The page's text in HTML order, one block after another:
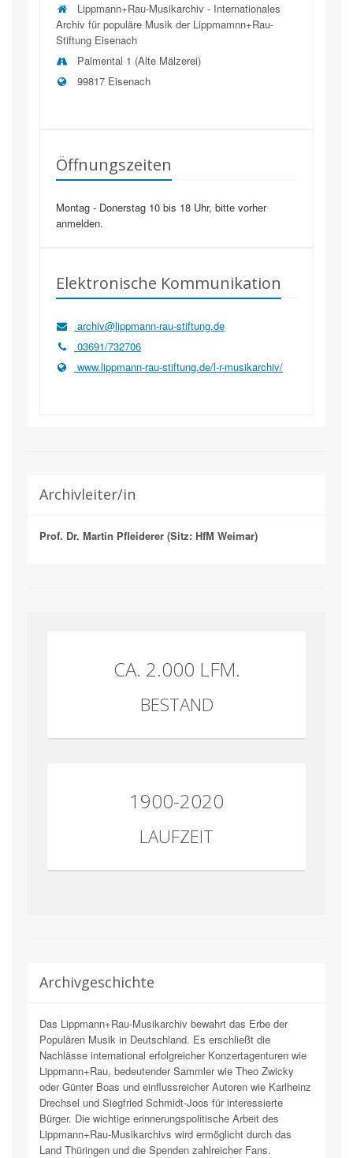
Lippmann+Rau-Musikarchiv - Internationales
Archiv für populäre Musik der Lippmamnn+Rau-
Stiftung Eisenach
Palmental 1 (Alte Mälzerei)
99817 Eisenach
Öffnungszeiten
Montag - Donerstag 10 bis 18 Uhr, bitte vorher
anmelden.
Elektronische Kommunikation
archiv@lippmann-rau-stiftung.de
03691/732706
www.lippmann-rau-stiftung.de/l-r-musikarchiv/
Archivleiter/in
Prof. Dr. Martin Pfleiderer (Sitz: HfM Weimar)
CA. 2.000 LFM.
BESTAND
1900-2020
LAUFZEIT
Archivgeschichte
Das Lippmann+Rau-Musikarchiv bewahrt das Erbe der
Populären Musik in Deutschland. Es erschließt die
Nachlässe international erfolgreicher Konzertagenturen wie
Lippmann+Rau, bedeutender Sammler wie Theo Zwicky
oder Günter Boas und einflussreicher Autoren wie Karlheinz
Drechsel und Siegfried Schmidt-Joos für interessierte
Bürger. Die wichtige erinnerungspolitische Arbeit des
Lippmann+Rau-Musikarchivs wird ermöglicht durch das
Land Thüringen und die Spenden zahlreicher Fans.